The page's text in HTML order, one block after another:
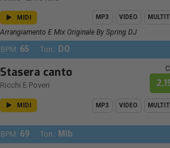
MIDI MP3 VIDEO
Arrangiamento E Mix Originale By Spring DJ
BPM: 65 Ton.: DO
Stasera canto
Ricchi E Poveri
MIDI MP3 VIDEO
BPM: 69 Ton.: MIb